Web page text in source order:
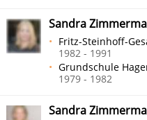
Sandra
Fritz-Steinhoff-
1982 - 1991
Grundschule
1979 - 1982
Sandra